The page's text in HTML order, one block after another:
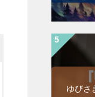
ゆびさ